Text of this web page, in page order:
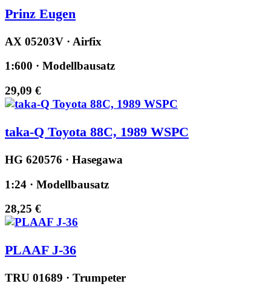
Prinz Eugen
AX 05203V · Airfix
1:600 · Modellbausatz
29,09 €
taka-Q Toyota 88C, 1989 WSPC
HG 620576 · Hasegawa
1:24 · Modellbausatz
28,25 €
PLAAF J-36
TRU 01689 · Trumpeter